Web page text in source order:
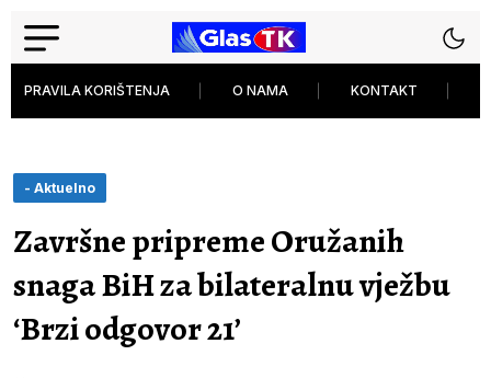
PRAVILA KORIŠTENJA O NAMA KONTAKT
- Aktuelno
Završne pripreme Oružanih
snaga BiH za bilateralnu vježbu
‘Brzi odgovor 21’